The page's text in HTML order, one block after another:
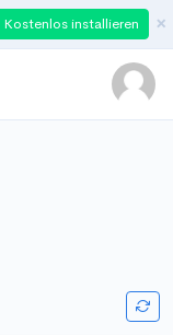
Kostenlos installieren ×